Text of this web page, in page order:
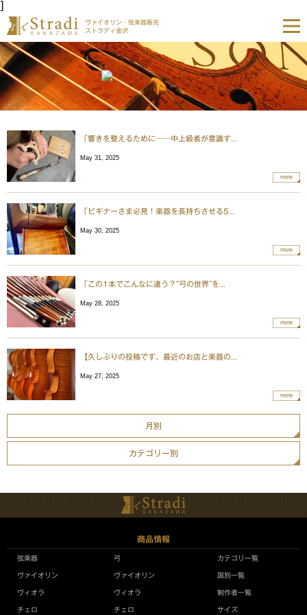
]
ヴァイオリン・弦楽器販売
ストラディ金沢
「響きを整えるために──中上級者が意識す...
May 31, 2025
more
「ビギナーさま必見！楽器を長持ちさせる5...
May 30, 2025
more
「この1本でこんなに違う？“弓の世界”を...
May 28, 2025
more
【久しぶりの投稿です。最近のお店と楽器の...
May 27, 2025
月別
カテゴリー別
商品情報
弦楽器
ヴァイオリン
ヴィオラ
チェロ
弓
ヴァイオリン
ヴィオラ
チェロ
カテゴリ一覧
国別一覧
制作者一覧
サイズ